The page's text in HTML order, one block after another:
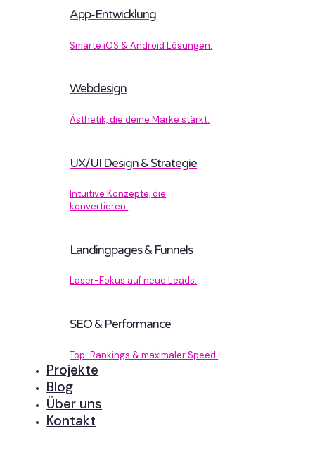
App-Entwicklung
Smarte iOS & Android Lösungen.
Webdesign
Ästhetik, die deine Marke stärkt.
UX/UI Design & Strategie
Intuitive Konzepte, die
konvertieren.
Landingpages & Funnels
Laser-Fokus auf neue Leads.
SEO & Performance
Top-Rankings & maximaler Speed.
Projekte
Blog
Über uns
Kontakt